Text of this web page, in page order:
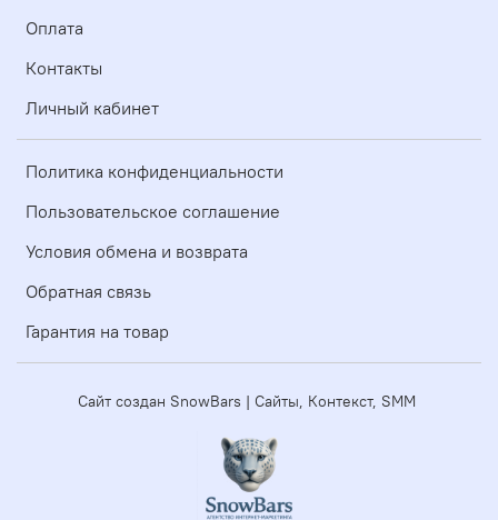
Оплата
Контакты
Личный кабинет
Политика конфиденциальности
Пользовательское соглашение
Условия обмена и возврата
Обратная связь
Гарантия на товар
Сайт создан SnowBars | Сайты, Контекст, SMM